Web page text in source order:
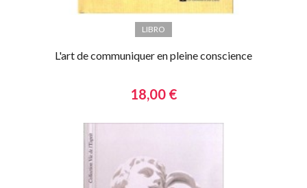
LIBRO
L'art de communiquer en pleine conscience
18,00 €